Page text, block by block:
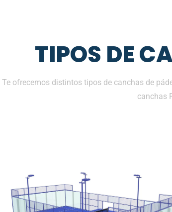
TIPOS DE
Te ofrecemos distintos tipos de canchas de
canchas